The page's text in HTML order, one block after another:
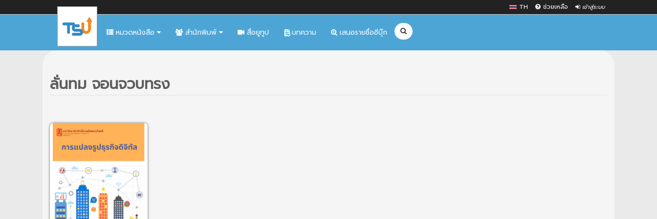
TH ช่วยเหลือ เข้าสู่ระบบ
หมวดหนังสือ สำนักพิมพ์ สื่อยูทูป บทความ เสนอรายชื่ออีบุ๊ก
ลั่นทม จอนจวบทรง